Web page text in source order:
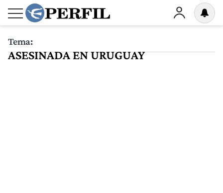
Tema:
ASESINADA EN URUGUAY